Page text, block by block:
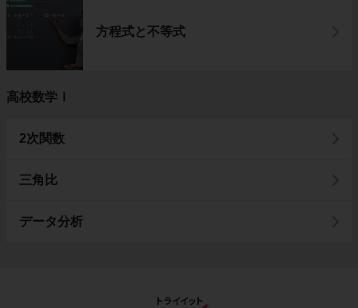
方程式と不等式
高校数学Ⅰ
2次関数
三角比
データ分析